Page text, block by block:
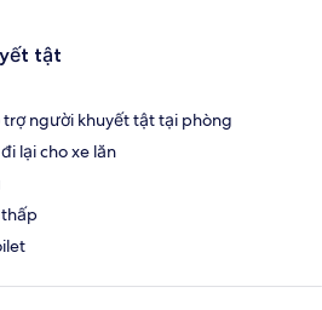
tật
trợ người khuyết tật tại phòng
lại cho xe lăn
thấp